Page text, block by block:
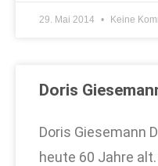
29. Mai 2014 Keine
Doris
Doris Giesemann
heute 60 Jahre